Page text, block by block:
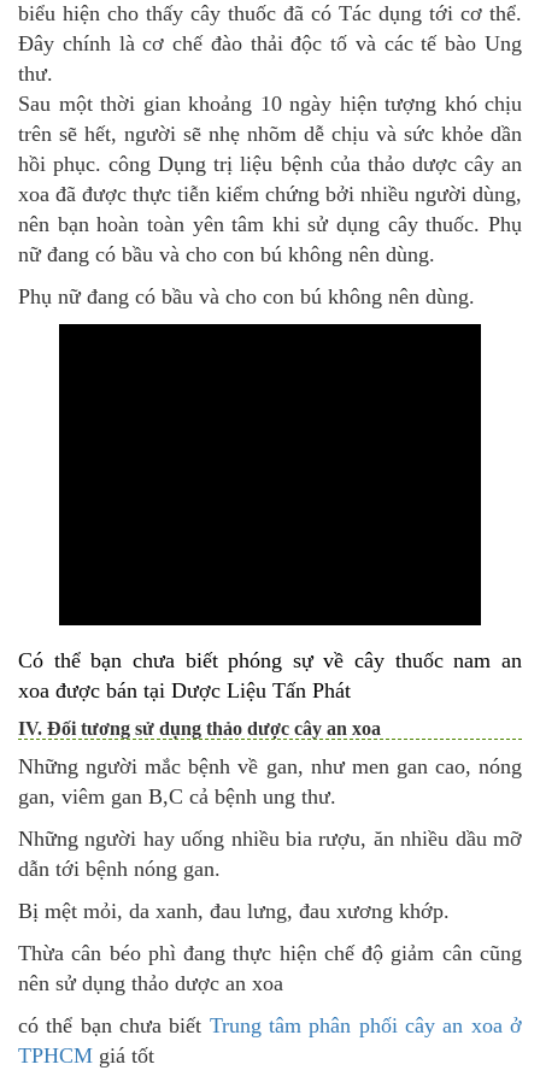
biểu hiện cho thấy cây thuốc đã có Tác dụng tới cơ thể.
Đây chính là cơ chế đào thải độc tố và các tế bào Ung
thư.
Sau một thời gian khoảng 10 ngày hiện tượng khó chịu
trên sẽ hết, người sẽ nhẹ nhõm dễ chịu và sức khỏe dần
hồi phục. công Dụng trị liệu bệnh của thảo dược cây an
xoa đã được thực tiễn kiểm chứng bởi nhiều người dùng,
nên bạn hoàn toàn yên tâm khi sử dụng cây thuốc. Phụ
nữ đang có bầu và cho con bú không nên dùng.
Phụ nữ đang có bầu và cho con bú không nên dùng.
Có thể bạn chưa biết phóng sự về cây thuốc nam an
xoa được bán tại Dược Liệu Tấn Phát
IV. Đối tương sử dụng thảo dược cây an xoa
Những người mắc bệnh về gan, như men gan cao, nóng
gan, viêm gan B,C cả bệnh ung thư.
Những người hay uống nhiều bia rượu, ăn nhiều dầu mỡ
dẫn tới bệnh nóng gan.
Bị mệt mỏi, da xanh, đau lưng, đau xương khớp.
Thừa cân béo phì đang thực hiện chế độ giảm cân cũng
nên sử dụng thảo dược an xoa
có thể bạn chưa biết Trung tâm phân phối cây an xoa ở
TPHCM giá tốt